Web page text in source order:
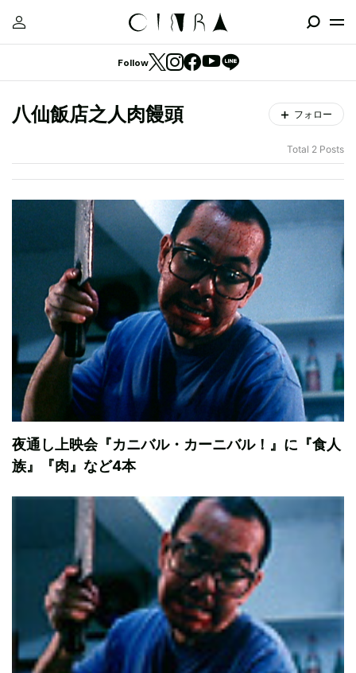
Follow
八仙飯店之人肉饅頭 フォロー
Total 2 Posts
夜通し上映会『カニバル・カーニバル！』に『食人
族』『肉』など4本